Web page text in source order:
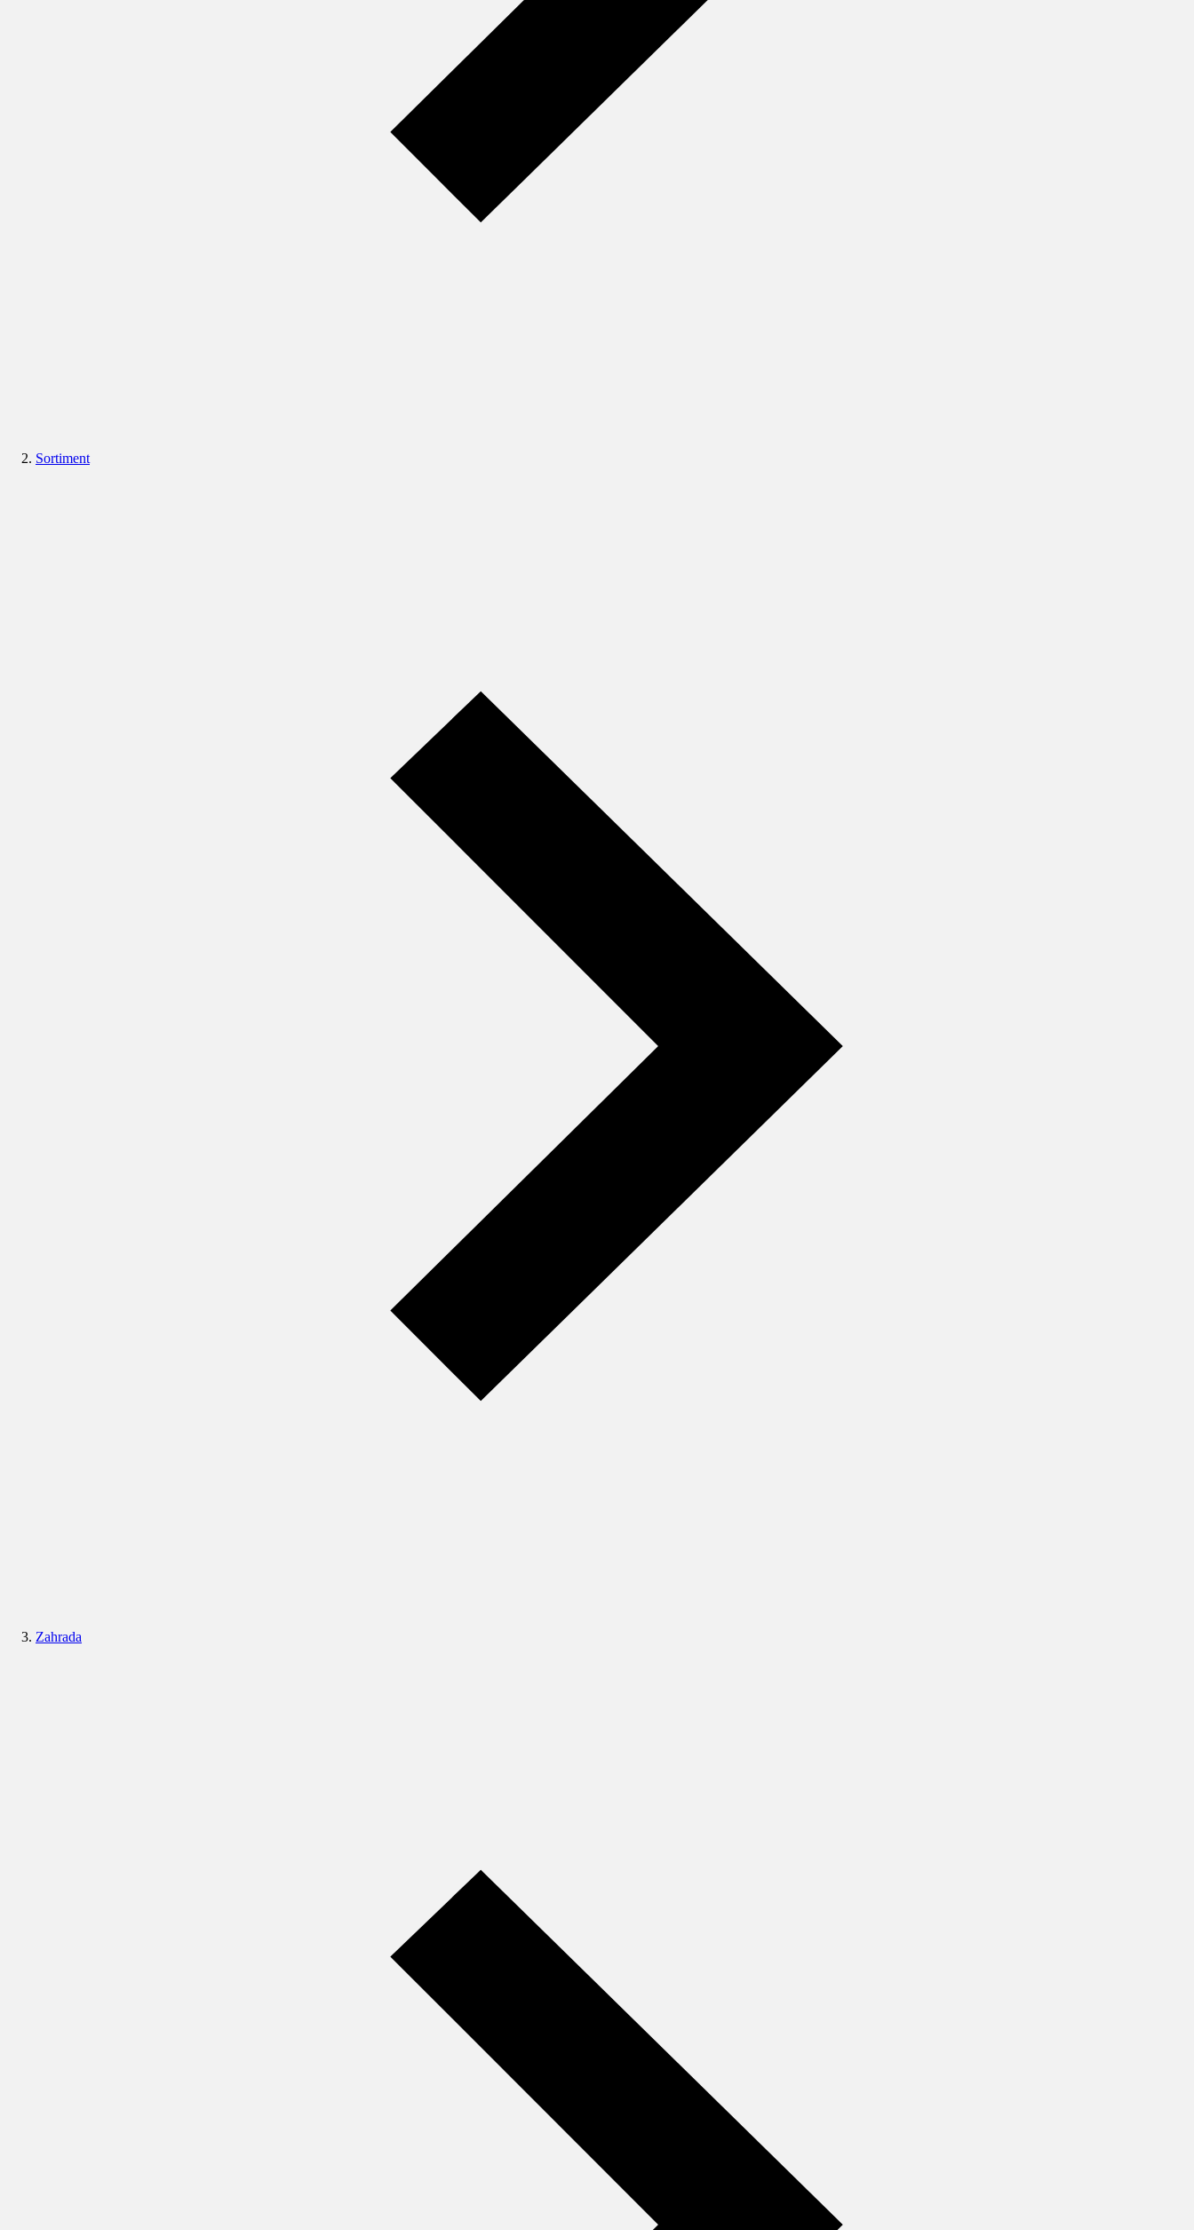
Sortiment
Zahrada